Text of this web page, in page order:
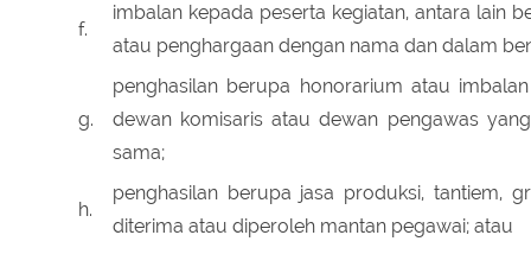
f.
imbalan kepada peserta kegiatan, antara lain
atau penghargaan dengan nama dan dalam
g.
penghasilan berupa honorarium atau
dewan komisaris atau dewan pengawas
sama;
h.
penghasilan berupa jasa produksi, tantiem,
diterima atau diperoleh mantan pegawai; atau